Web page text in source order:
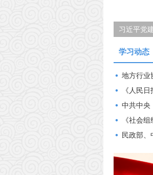
中国工业
学习动态
地方行业
《人民日报》
中共中央
《社会
民政部